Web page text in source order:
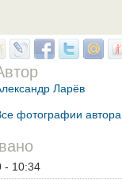
Ларёв
фотографии автора
- 10:34